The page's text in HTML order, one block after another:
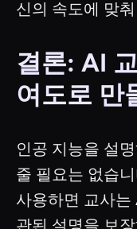
신의 속도에 맞
결론: AI
여도로 만
인공 지능을 설
줄 필요는 없습
사용하면 교사는
관된 설명을 보